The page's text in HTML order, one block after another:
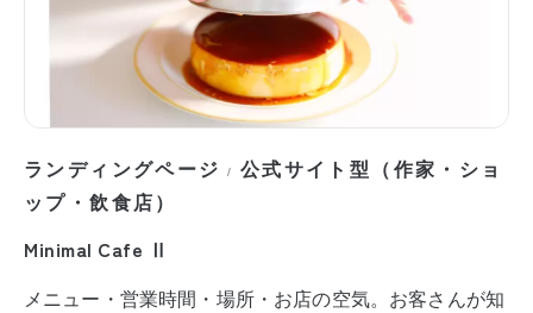
ランディングページ / 公式サイト型（作家・ショ
ップ・飲食店）
Minimal Cafe Ⅱ
メニュー・営業時間・場所・お店の空気。お客さんが知